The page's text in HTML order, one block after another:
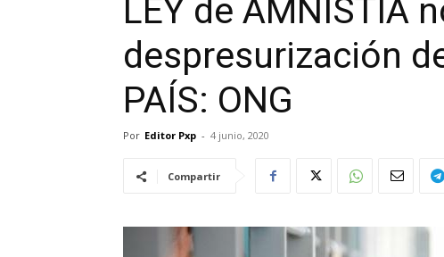
LEY de AMNISTÍA
despresurización
PAÍS: ONG
Por Editor Pxp - 4 junio, 2020
Compartir